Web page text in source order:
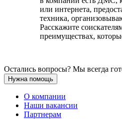
или интернета,
техника,
Расскажите
преимуществах,
Остались вопросы? Мы всегда
Нужна помощь
О компании
Наши вакансии
Партнерам